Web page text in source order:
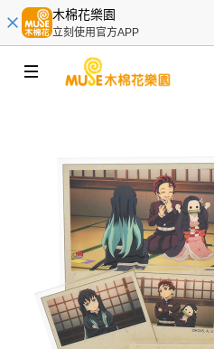
木棉花樂園
立刻使用官方APP